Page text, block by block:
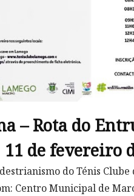
– Rota do
11 de fevereiro
do Ténis
Centro Municipal de